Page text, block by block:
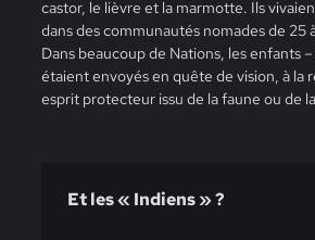
castor, le lièvre et la marmotte. Ils
dans des communautés nomades de 25
Dans beaucoup de Nations, les enfants
étaient envoyés en quête de vision, à la
esprit protecteur issu de la faune ou de
Et les « Indiens » ?